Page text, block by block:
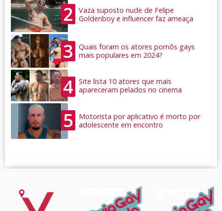
2
Vaza suposto nude de Felipe
Goldenboy e influencer faz ameaça
3
Quais foram os atores pornôs gays
mais populares em 2024?
4
Site lista 10 atores que mais
apareceram pelados no cinema
5
Motorista por aplicativo é morto por
adolescente em encontro